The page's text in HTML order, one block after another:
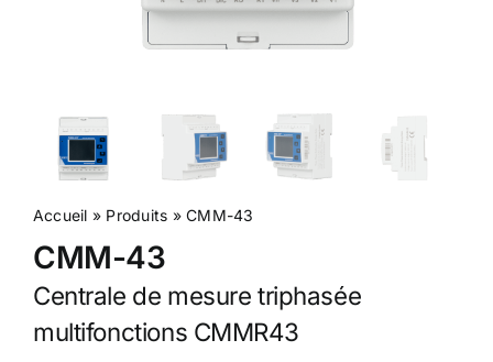
Accueil » Produits »CMM-43
CMM-43
Centrale de mesure triphasée
multifonctions CMMR43